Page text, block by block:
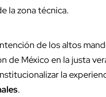
la zona técnica.
de los altos
de México en la justa
la
.